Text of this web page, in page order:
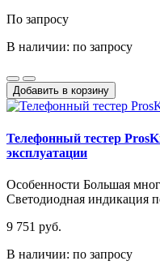
По запросу
В наличии: по запросу
Добавить в корзину
Телефонный тестер
эксплуатации
Особенности Большая
Светодиодная индикация
9 751 руб.
В наличии: по запросу